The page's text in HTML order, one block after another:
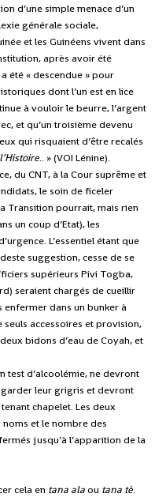
d’une simple menace d’un
générale sociale,
et les Guinéens vivent dans
après avoir été
été « descendue » pour
dont l’un est en lice
à vouloir le beurre, l’argent
et qu’un troisième devenu
qui risquaient d’être recalés
.. » (VOI Lénine).
du CNT, à la Cour suprême et
le soin de ficeler
Transition pourrait, mais rien
un coup d’Etat), les
L’essentiel étant que
suggestion, cesse de se
supérieurs Pivi Togba,
seraient chargés de cueillir
enfermer dans un bunker à
accessoires et provision,
bidons d’eau de Coyah, et
test d’alcoolémie, ne devront
leur grigris et devront
chapelet. Les deux
et le nombre des
jusqu’à l’apparition de la
cela en tana alaou tana tè.